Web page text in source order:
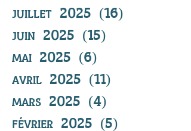
juillet 2025 (16)
juin 2025 (15)
mai 2025 (6)
avril 2025 (11)
mars 2025 (4)
février 2025 (5)